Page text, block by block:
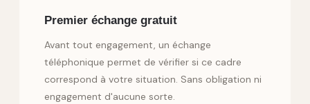
Premier échange gratuit
Avant tout engagement, un échange
téléphonique permet de vérifier si ce cadre
correspond à votre situation. Sans obligation ni
engagement d'aucune sorte.